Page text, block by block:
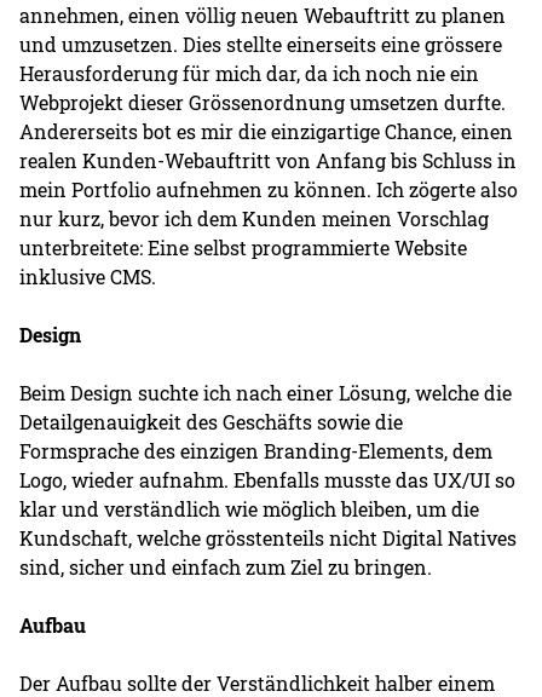
annehmen, einen völlig neuen Webauftritt zu planen
und umzusetzen. Dies stellte einerseits eine grössere
Herausforderung für mich dar, da ich noch nie ein
Webprojekt dieser Grössenordnung umsetzen durfte.
Andererseits bot es mir die einzigartige Chance, einen
realen Kunden-Webauftritt von Anfang bis Schluss in
mein Portfolio aufnehmen zu können. Ich zögerte also
nur kurz, bevor ich dem Kunden meinen Vorschlag
unterbreitete: Eine selbst programmierte Website
inklusive CMS.
Design
Beim Design suchte ich nach einer Lösung, welche die
Detailgenauigkeit des Geschäfts sowie die
Formsprache des einzigen Branding-Elements, dem
Logo, wieder aufnahm. Ebenfalls musste das UX/UI so
klar und verständlich wie möglich bleiben, um die
Kundschaft, welche grösstenteils nicht Digital Natives
sind, sicher und einfach zum Ziel zu bringen.
Aufbau
Der Aufbau sollte der Verständlichkeit halber einem